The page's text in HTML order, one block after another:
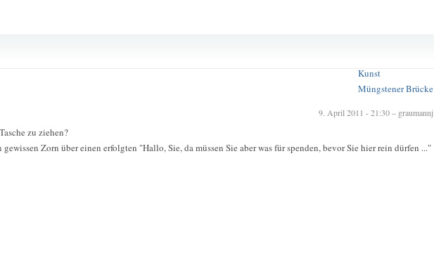
Kunst
Müngstener Brücke
9. April 2011 - 21:30 – graumannj
zu ziehen?
Zorn über einen erfolgten "Hallo, Sie, da müssen Sie aber was für spenden, bevor Sie hier rein dürfen ..."